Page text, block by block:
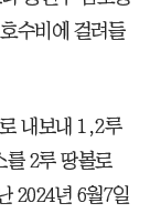
수비에 걸려들
내보내 1,2루
를 2루 땅볼로
2024년 6월7일